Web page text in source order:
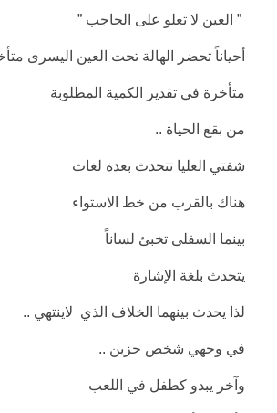
” العين لا تعلو على الحاجب ”
أحياناً تحضر الهالة تحت العين اليسرى
متأخرة في تقدير الكمية المطلوبة
من بقع الحياة ..
شفتي العليا تتحدث بعدة لغات
هناك بالقرب من خط الاستواء
بينما السفلى تخبئ لساناً
يتحدث بلغة الإشارة
لذا يحدث بينهما الخلاف الذي لاينتهي ..
في وجهي شخص حزين ..
وآخر يبدو كطفل في اللعب